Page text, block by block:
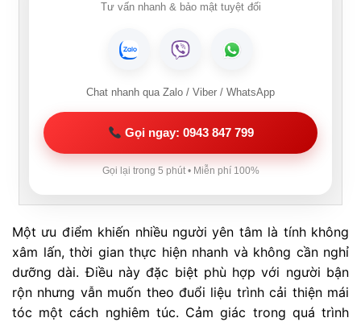
Tư vấn nhanh & bảo mật tuyệt đối
Chat nhanh qua Zalo / Viber / WhatsApp
Gọi ngay: 0943 847 799
Gọi lại trong 5 phút • Miễn phí 100%
Một ưu điểm khiến nhiều người yên tâm là tính không
xâm lấn, thời gian thực hiện nhanh và không cần nghỉ
dưỡng dài. Điều này đặc biệt phù hợp với người bận
rộn nhưng vẫn muốn theo đuổi liệu trình cải thiện mái
tóc một cách nghiêm túc. Cảm giác trong quá trình